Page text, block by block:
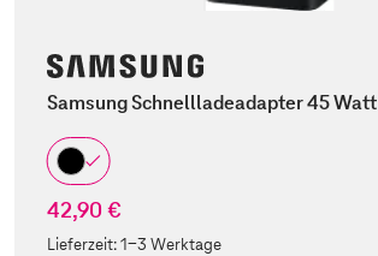
Samsung Schnellladeadapter 45 Watt
42,90 €
Lieferzeit:1-3 Werktage